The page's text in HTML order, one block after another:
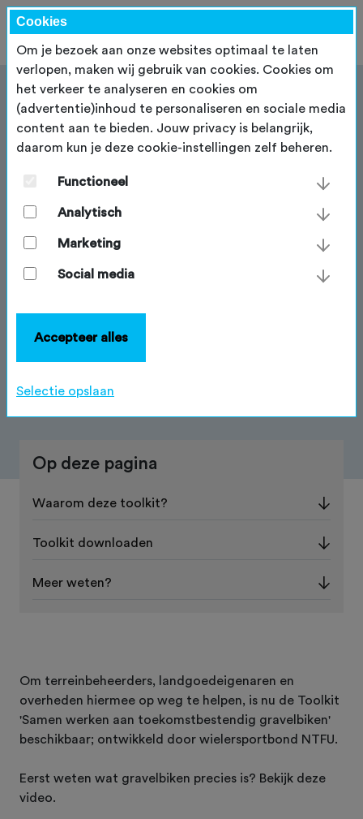
Samen werken aan
toekomstbestendig
gravelbiken
Steeds meer fietsers ontdekken de charme van lange
autoluwe landwegen. Oftewel: gravelbiken. Deze tak
relatief geringe investeringen bijdraagt aan
Op deze pagina
Waarom deze toolkit?
Toolkit downloaden
Meer weten?
Om terreinbeheerders, landgoedeigenaren en
overheden hiermee op weg te helpen, is nu de Toolkit
'Samen werken aan toekomstbestendig gravelbiken'
beschikbaar; ontwikkeld door wielersportbond NTFU.
Eerst weten wat gravelbiken precies is? Bekijk deze
video.
Cookies
Om je bezoek aan onze websites optimaal te laten
verlopen, maken wij gebruik van cookies. Cookies om
het verkeer te analyseren en cookies om
(advertentie)inhoud te personaliseren en sociale media
content aan te bieden. Jouw privacy is belangrijk,
daarom kun je deze cookie-instellingen zelf beheren.
Functioneel
Analytisch
Marketing
Social media
Accepteer alles
Selectie opslaan